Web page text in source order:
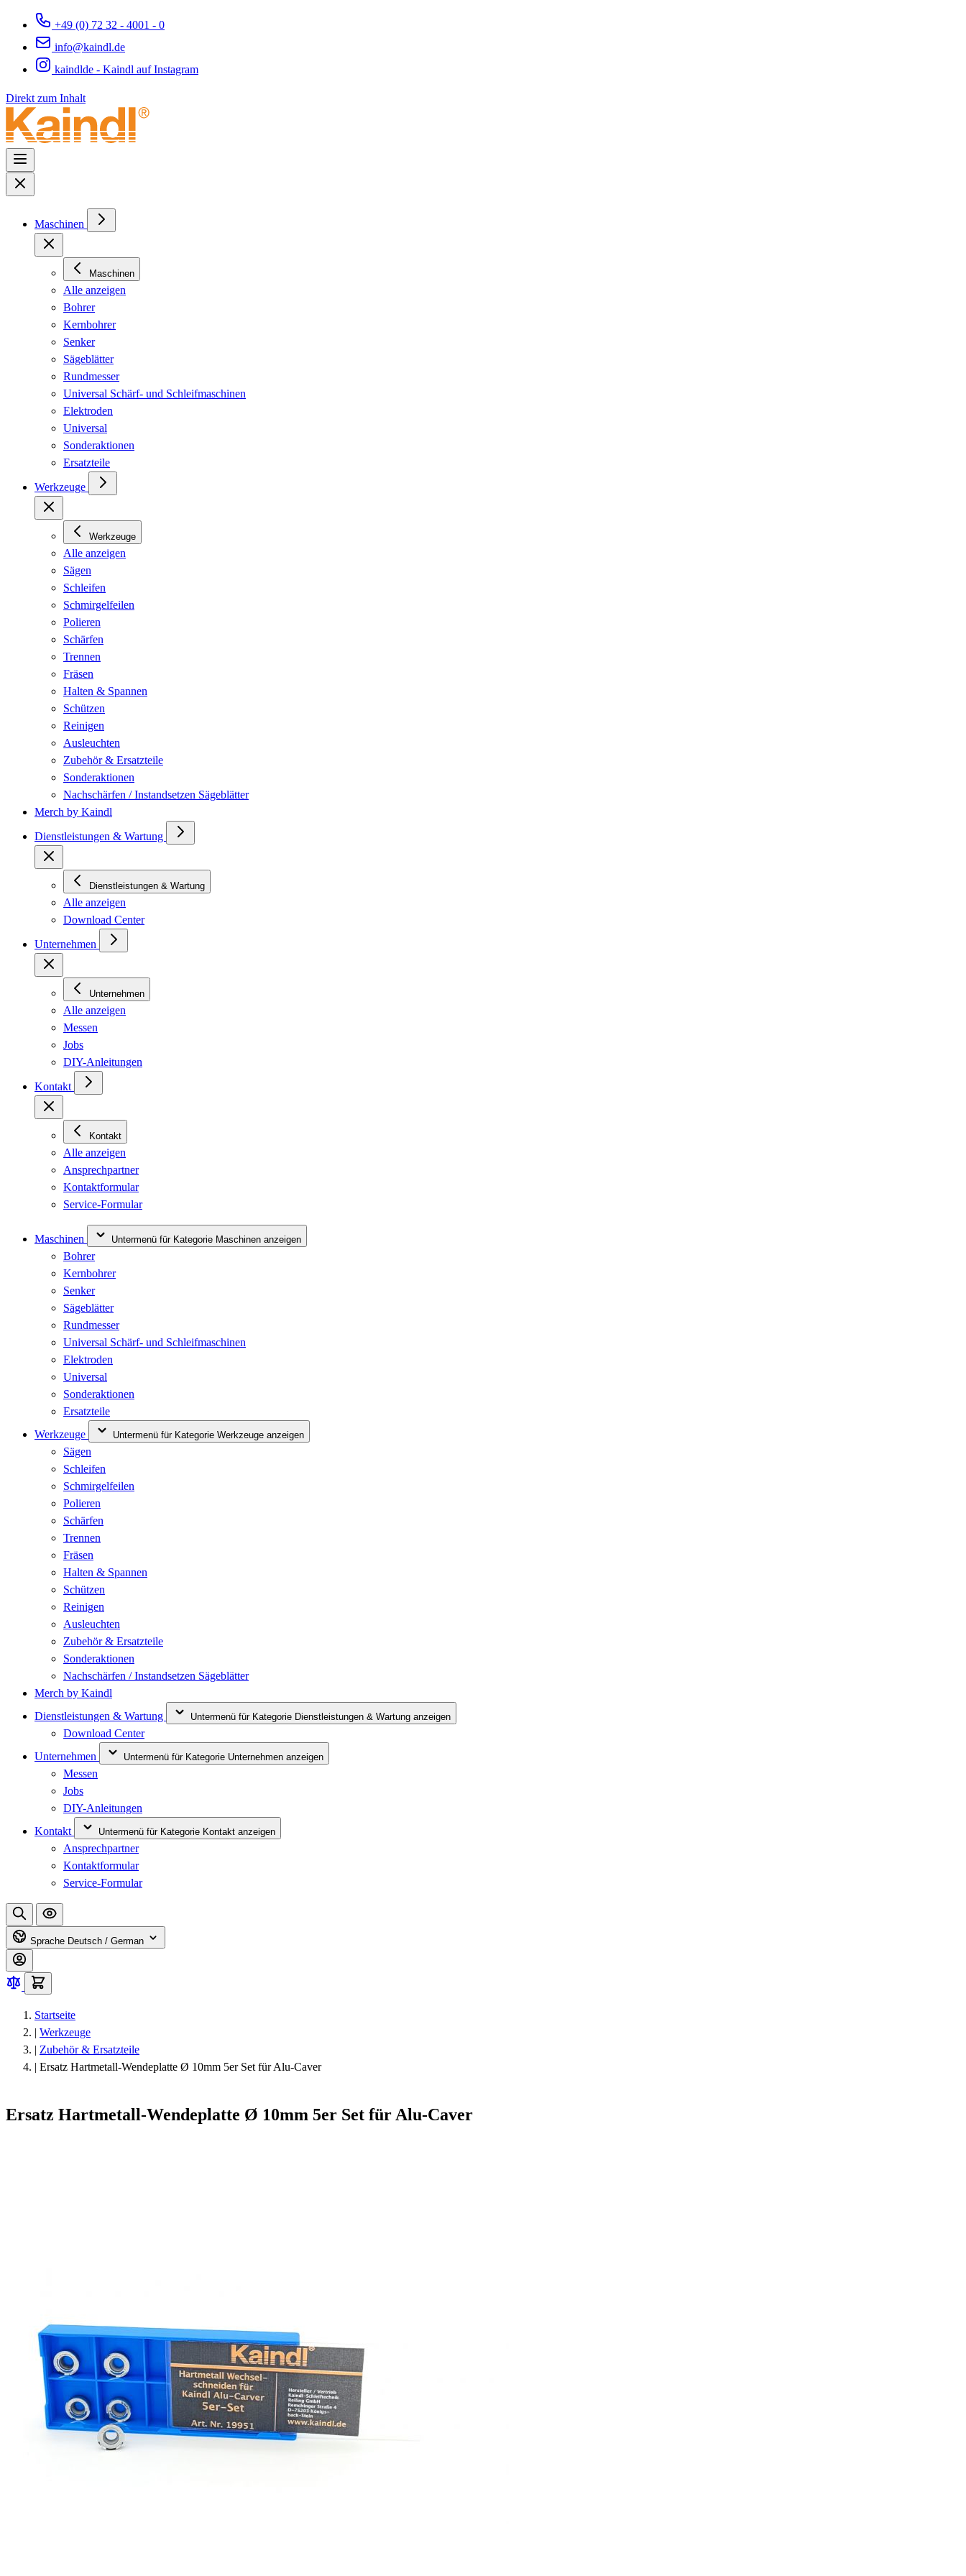
+49 (0) 72 32 - 4001 - 0
info@kaindl.de
kaindlde - Kaindl auf Instagram
Direkt zum Inhalt
Maschinen
Maschinen
Alle anzeigen
Bohrer
Kernbohrer
Senker
Sägeblätter
Rundmesser
Universal Schärf- und Schleifmaschinen
Elektroden
Universal
Sonderaktionen
Ersatzteile
Werkzeuge
Werkzeuge
Alle anzeigen
Sägen
Schleifen
Schmirgelfeilen
Polieren
Schärfen
Trennen
Fräsen
Halten & Spannen
Schützen
Reinigen
Ausleuchten
Zubehör & Ersatzteile
Sonderaktionen
Nachschärfen / Instandsetzen Sägeblätter
Merch by Kaindl
Dienstleistungen & Wartung
Dienstleistungen & Wartung
Alle anzeigen
Download Center
Unternehmen
Unternehmen
Alle anzeigen
Messen
Jobs
DIY-Anleitungen
Kontakt
Kontakt
Alle anzeigen
Ansprechpartner
Kontaktformular
Service-Formular
Maschinen Untermenü für Kategorie Maschinen anzeigen
Bohrer
Kernbohrer
Senker
Sägeblätter
Rundmesser
Universal Schärf- und Schleifmaschinen
Elektroden
Universal
Sonderaktionen
Ersatzteile
Werkzeuge
Untermenü für Kategorie Werkzeuge anzeigen
Sägen
Schleifen
Schmirgelfeilen
Polieren
Schärfen
Trennen
Fräsen
Halten & Spannen
Schützen
Reinigen
Ausleuchten
Zubehör & Ersatzteile
Sonderaktionen
Nachschärfen / Instandsetzen Sägeblätter
Merch by Kaindl
Dienstleistungen & Wartung
Untermenü für Kategorie Dienstleistungen & Wartung anzeigen
Download Center
Unternehmen
Untermenü für Kategorie Unternehmen anzeigen
Messen
Jobs
DIY-Anleitungen
Kontakt
Untermenü für Kategorie Kontakt anzeigen
Ansprechpartner
Kontaktformular
Service-Formular
Sprache Deutsch / German
Startseite
| Werkzeuge
| Zubehör & Ersatzteile
| Ersatz Hartmetall-Wendeplatte Ø 10mm 5er Set für Alu-Caver
Ersatz Hartmetall-Wendeplatte Ø 10mm 5er Set für Alu-Caver